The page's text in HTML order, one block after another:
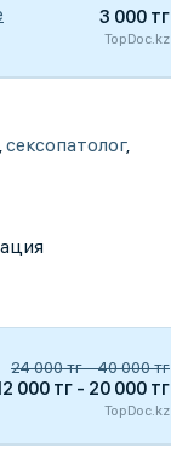
3 000 тг
TopDoc.kz
,сексопатолог,
24 000 тг - 40 000 тг
000 тг - 20 000 тг
TopDoc.kz